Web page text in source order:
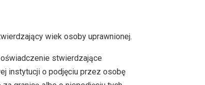
wiek osoby uprawnionej.
stwierdzające
instytucji o podjęciu przez osobę